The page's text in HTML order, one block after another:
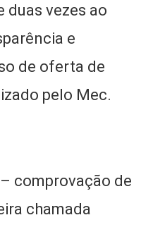
duas vezes ao
e
de oferta de
pelo Mec.
comprovação de
chamada